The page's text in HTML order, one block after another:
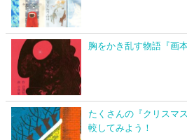
胸をかき乱す物語『
たくさんの『クリスマ
較してみよう！